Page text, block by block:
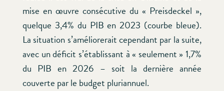
mise en œuvre consécutive du « Preisdeckel »,
quelque 3,4% du PIB en 2023 (courbe bleue).
La situation s’améliorerait cependant par la suite,
avec un déficit s’établissant à « seulement » 1,7%
du PIB en 2026 – soit la dernière année
couverte par le budget pluriannuel.